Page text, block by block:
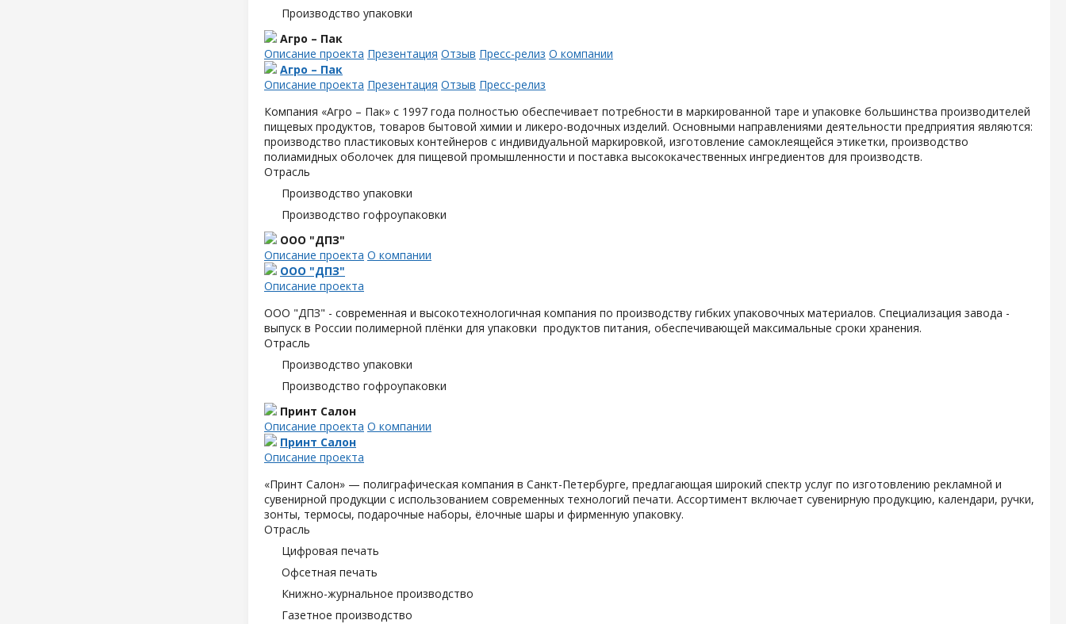
Производство упаковки
Агро – Пак
Описание проекта Презентация Отзыв Пресс-релиз О компании
Агро – Пак
Описание проекта Презентация Отзыв Пресс-релиз
Компания «Агро – Пак» с 1997 года полностью обеспечивает потребности в маркированной таре и упаковке большинства производителей
пищевых продуктов, товаров бытовой химии и ликеро-водочных изделий. Основными направлениями деятельности предприятия являются:
производство пластиковых контейнеров с индивидуальной маркировкой, изготовление самоклеящейся этикетки, производство
полиамидных оболочек для пищевой промышленности и поставка высококачественных ингредиентов для производств.
Отрасль
Производство упаковки
Производство гофроупаковки
ООО "ДПЗ"
Описание проекта О компании
ООО "ДПЗ"
Описание проекта
ООО "ДПЗ" - современная и высокотехнологичная компания по производству гибких упаковочных материалов. Специализация завода -
выпуск в России полимерной плёнки для упаковки продуктов питания, обеспечивающей максимальные сроки хранения.
Отрасль
Производство упаковки
Производство гофроупаковки
Принт Салон
Описание проекта О компании
Принт Салон
Описание проекта
«Принт Салон» — полиграфическая компания в Санкт-Петербурге, предлагающая широкий спектр услуг по изготовлению рекламной и
сувенирной продукции с использованием современных технологий печати. Ассортимент включает сувенирную продукцию, календари, ручки,
зонты, термосы, подарочные наборы, ёлочные шары и фирменную упаковку.
Отрасль
Цифровая печать
Офсетная печать
Книжно-журнальное производство
Газетное производство